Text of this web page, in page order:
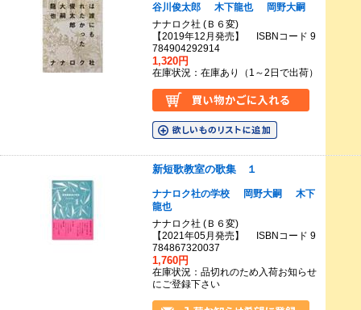
谷川俊太郎 木下龍也
岡野大嗣
ナナロク社 (Ｂ６変)
【2019年12月発売】 ISBNコード 9
784904292914
1,320円
在庫状況：在庫あり（1～2日で出荷）
新短歌教室の歌集 １
ナナロク社の学校 岡野大嗣
木下
龍也
ナナロク社 (Ｂ６変)
【2021年05月発売】 ISBNコード 9
784867320037
1,760円
在庫状況：品切れのため入荷お知らせ
にご登録下さい